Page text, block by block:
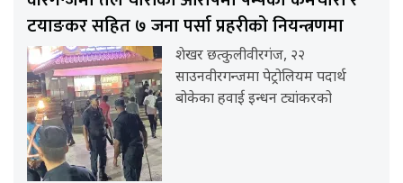
टयाङकर सहित ७ जना पर्सा प्रहरीको नियन्त्रणमा
शेखर छत्कुलीवीरगंज, २२
साउनवीरगन्जमा पेट्रोलियम पदार्थ
बोकेका हवाई इन्धन ट्यांकरको